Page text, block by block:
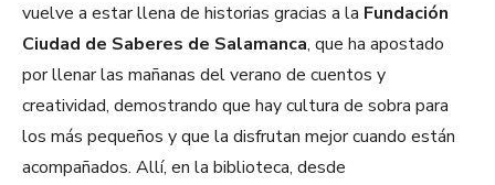
vuelve a estar llena de historias gracias a la Fundación
Ciudad de Saberes de Salamanca, que ha apostado
por llenar las mañanas del verano de cuentos y
creatividad, demostrando que hay cultura de sobra para
los más pequeños y que la disfrutan mejor cuando están
acompañados. Allí, en la biblioteca, desde